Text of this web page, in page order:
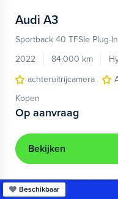
Audi A3
Sportback 40 TFSIe Plug-In
2022
84.000 km
achteruitrijcamera
Kopen
Op aanvraag
Bekijken
Beschikbaar